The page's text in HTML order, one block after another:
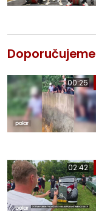
Doporučujeme
00:25
02:42